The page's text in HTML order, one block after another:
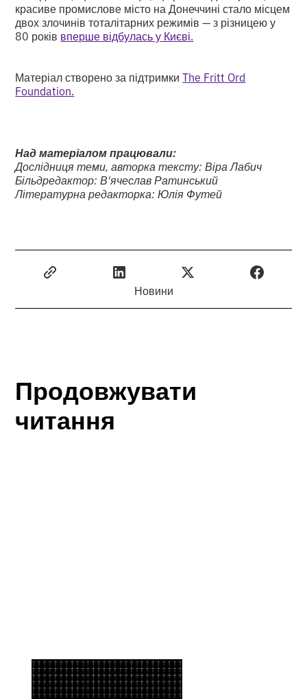
красиве промислове місто на Донеччині стало місцем
двох злочинів тоталітарних режимів — з різницею у
80 років вперше відбулась у Києві.
Матеріал створено за підтримкиThe Fritt Ord
Foundation.
Над матеріалом працювали:
Дослідниця теми, авторка тексту: Віра Лабич
Більдредактор: В'ячеслав Ратинський
Літературна редакторка: Юлія Футей
Новини
Продовжувати
читання